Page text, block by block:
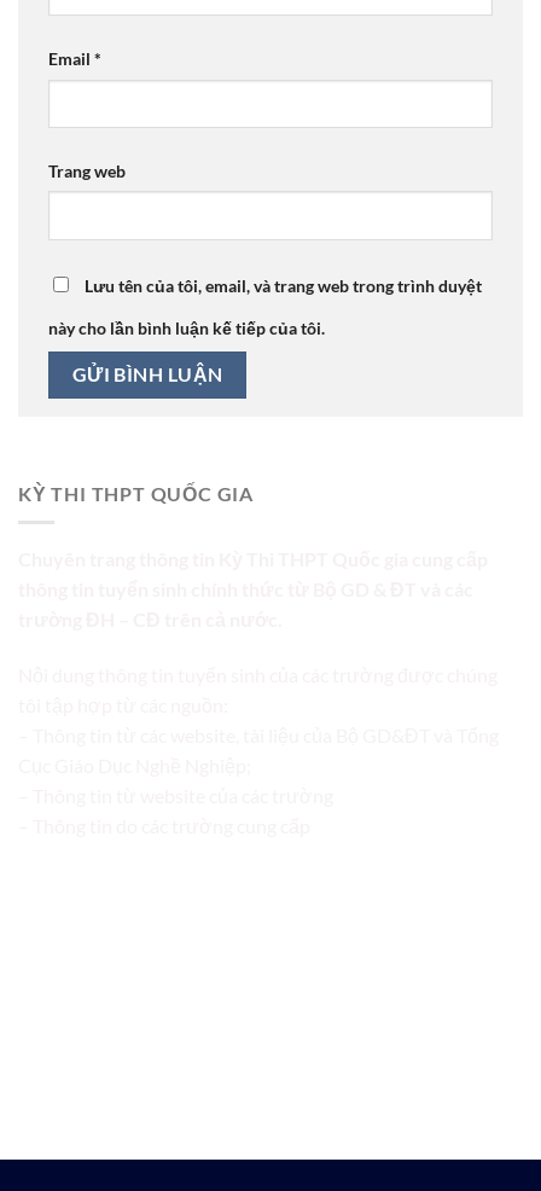
Email *
Trang web
Lưu tên của tôi, email, và trang web trong trình duyệt
này cho lần bình luận kế tiếp của tôi.
KỲ THI THPT QUỐC GIA